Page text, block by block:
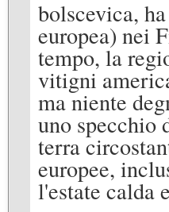
bolscevica,
europea) nei
tempo, la
vitigni
ma niente
uno specchio
terra
europee,
l'estate calda